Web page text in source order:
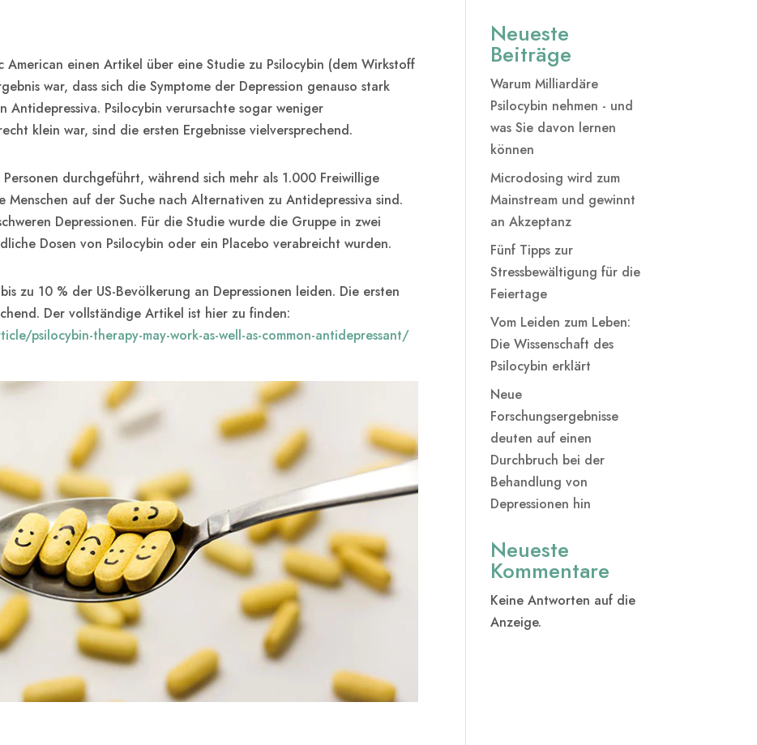
einen Artikel über eine Studie zu Psilocybin (dem Wirkstoff
war, dass sich die Symptome der Depression genauso stark
Antidepressiva. Psilocybin verursachte sogar weniger
klein war, sind die ersten Ergebnisse vielversprechend.
durchgeführt, während sich mehr als 1.000 Freiwillige
auf der Suche nach Alternativen zu Antidepressiva sind.
Depressionen. Für die Studie wurde die Gruppe in zwei
Dosen von Psilocybin oder ein Placebo verabreicht wurden.
zu 10 % der US-Bevölkerung an Depressionen leiden. Die ersten
Der vollständige Artikel ist hier zu finden:
psilocybin-therapy-may-work-as-well-as-common-antidepressant/
Neueste
Beiträge
Warum Milliardäre
Psilocybin nehmen - und
was Sie davon lernen
können
Microdosing wird zum
Mainstream und gewinnt
an Akzeptanz
Fünf Tipps zur
Stressbewältigung für die
Feiertage
Vom Leiden zum Leben:
Die Wissenschaft des
Psilocybin erklärt
Neue
Forschungsergebnisse
deuten auf einen
Durchbruch bei der
Behandlung von
Depressionen hin
Neueste
Kommentare
Keine Antworten auf die
Anzeige.